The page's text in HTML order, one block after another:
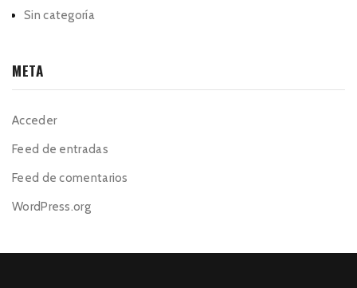
Sin categoría
META
Acceder
Feed de entradas
Feed de comentarios
WordPress.org